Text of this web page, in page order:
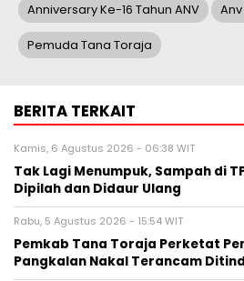
Anniversary Ke-16 Tahun ANV
Pemuda Tana Toraja
BERITA TERKAIT
Kamis, 6 Agustus 2026 - 06:38 WIT
Tak Lagi Menumpuk, Sampah di
Dipilah dan Didaur Ulang
Rabu, 5 Agustus 2026 - 15:54 WIT
Pemkab Tana Toraja Perketat
Pangkalan Nakal Terancam